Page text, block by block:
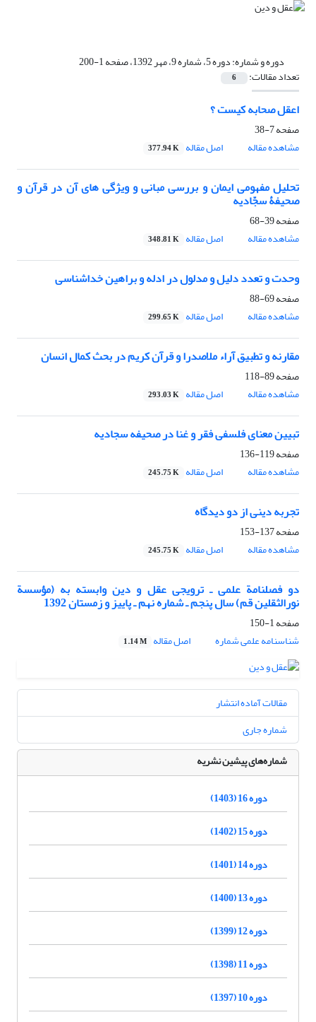
دوره و شماره:دوره 5، شماره 9، مهر 1392، صفحه 1-200
تعداد مقالات: 6
اعقل صحابه کیست ؟
صفحه7-38
مشاهده مقاله
اصل مقاله 377.94 K
تحلیل مفهومی ایمان و بررسی مبانی و ویژگی های آن در قرآن و
صحیفۀ سجّادیه
صفحه39-68
مشاهده مقاله
اصل مقاله 348.81 K
وحدت و تعدد دلیل و مدلول در ادله و براهین خداشناسی
صفحه69-88
مشاهده مقاله
اصل مقاله 299.65 K
مقارنه و تطبیق آراء ملاصدرا و قرآن کریم در بحث کمال انسان
صفحه89-118
مشاهده مقاله
اصل مقاله 293.03 K
تبیین معنای فلسفی فقر و غنا در صحیفه سجادیه
صفحه119-136
مشاهده مقاله
اصل مقاله 245.75 K
تجربه دینی از دو دیدگاه
صفحه137-153
مشاهده مقاله
اصل مقاله 245.75 K
دو فصلنامة علمی ـ ترویجی عقل و دین وابسته به (مؤسسة
نورالثقلین قم) سال پنجم ـ شماره نهم ـ پاییز و زمستان 1392
صفحه1-150
شناسنامه علمی شماره
اصل مقاله 1.14 M
مقالات آماده انتشار
شماره جاری
شماره‌های پیشین نشریه
دوره 16 (1403)
دوره 15 (1402)
دوره 14 (1401)
دوره 13 (1400)
دوره 12 (1399)
دوره 11 (1398)
دوره 10 (1397)